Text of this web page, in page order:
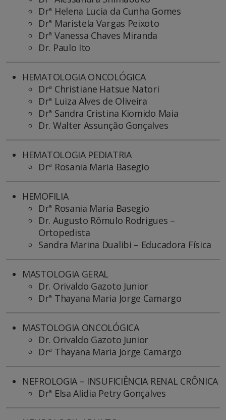
Drª Helena Lucia da Cunha Gomes
Drª Maristela Vargas Peixoto
Drª Vanessa Chaves Miranda
Dr. Paulo Ito
HEMATOLOGIA ONCOLÓGICA
Drª Christiane Hatsue Natori
Drª Luiza Alves de Oliveira
Drª Sandra Cristina Kiomido Maia
Dr. Walter Assunção Gonçalves
HEMATOLOGIA PEDIATRIA
Drª Rosania Maria Basegio
HEMOFILIA
Drª Rosania Maria Basegio
Dr. Augusto Rômulo Rodrigues –
Ortopedista
Sandra Marina Dualibi – Educadora Física
MASTOLOGIA GERAL
Dr. Orivaldo Gazoto Junior
Drª Thayana Maria Jorge Camargo
MASTOLOGIA ONCOLÓGICA
Dr. Orivaldo Gazoto Junior
Drª Thayana Maria Jorge Camargo
NEFROLOGIA – INSUFICIÊNCIA RENAL CRÔNICA
Drª Elsa Alidia Petry Gonçalves